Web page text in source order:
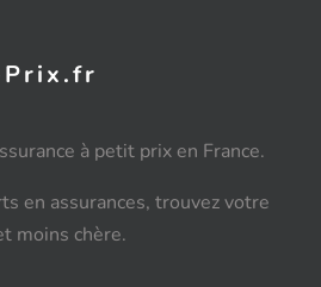
à petit prix en France.
en assurances, trouvez votre
moins chère.